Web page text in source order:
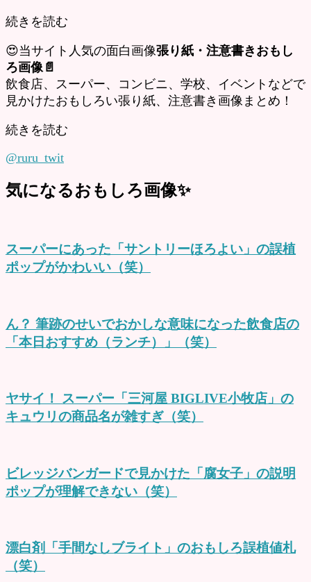
続きを読む
😍当サイト人気の面白画像張り紙・注意書きおもし
ろ画像📄
飲食店、スーパー、コンビニ、学校、イベントなどで
見かけたおもしろい張り紙、注意書き画像まとめ！
続きを読む
@ruru_twit
気になるおもしろ画像✨
スーパーにあった「サントリーほろよい」の誤植
ポップがかわいい（笑）
ん？ 筆跡のせいでおかしな意味になった飲食店の
「本日おすすめ（ランチ）」（笑）
ヤサイ！ スーパー「三河屋 BIGLIVE小牧店」の
キュウリの商品名が雑すぎ（笑）
ビレッジバンガードで見かけた「腐女子」の説明
ポップが理解できない（笑）
漂白剤「手間なしブライト」のおもしろ誤植値札
（笑）